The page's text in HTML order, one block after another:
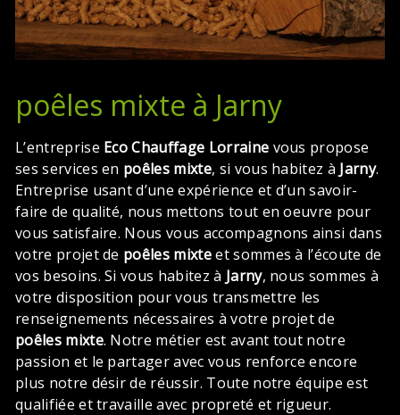
poêles mixte à Jarny
L’entreprise Eco Chauffage Lorraine vous propose
ses services en poêles mixte, si vous habitez à Jarny.
Entreprise usant d’une expérience et d’un savoir-
faire de qualité, nous mettons tout en oeuvre pour
vous satisfaire. Nous vous accompagnons ainsi dans
votre projet de poêles mixteet sommes à l’écoute de
vos besoins. Si vous habitez à Jarny, nous sommes à
votre disposition pour vous transmettre les
renseignements nécessaires à votre projet de
poêles mixte. Notre métier est avant tout notre
passion et le partager avec vous renforce encore
plus notre désir de réussir. Toute notre équipe est
qualifiée et travaille avec propreté et rigueur.